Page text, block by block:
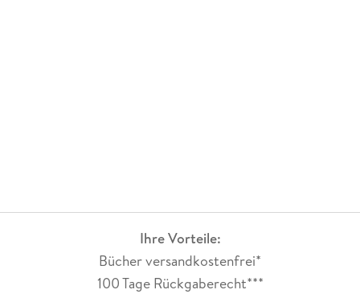
Ihre Vorteile:
Bücher versandkostenfrei*
100 Tage Rückgaberecht***